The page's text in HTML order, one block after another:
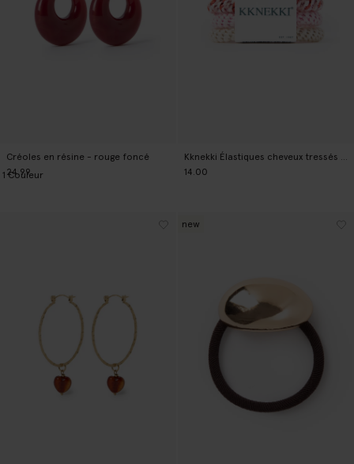
Créoles en résine - rouge foncé
24.99
1 Couleur
Kknekki Élastiques cheveux tressés - rose
14.00
new